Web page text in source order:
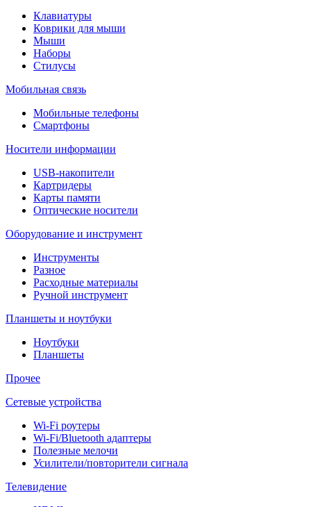
Клавиатуры
Коврики для мыши
Мыши
Наборы
Стилусы
Мобильная связь
Мобильные телефоны
Смартфоны
Носители информации
USB-накопители
Картридеры
Карты памяти
Оптические носители
Оборудование и инструмент
Инструменты
Разное
Расходные материалы
Ручной инструмент
Планшеты и ноутбуки
Ноутбуки
Планшеты
Прочее
Сетевые устройства
Wi-Fi роутеры
Wi-Fi/Bluetooth адаптеры
Полезные мелочи
Усилители/повторители сигнала
Телевидение